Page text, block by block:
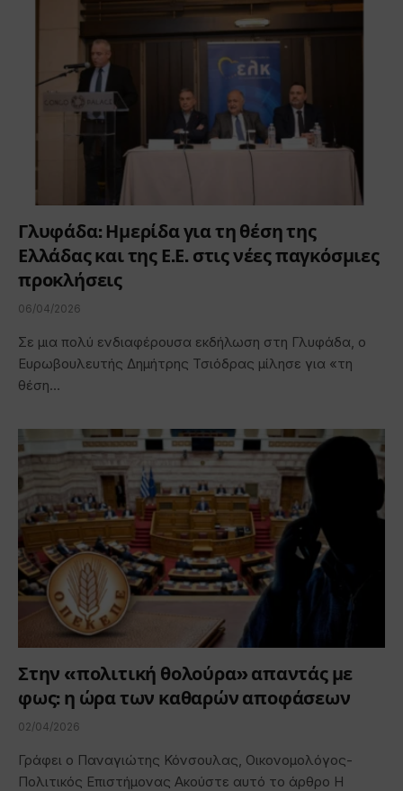
Γλυφάδα: Ημερίδα για τη θέση της
Ελλάδας και της Ε.Ε. στις νέες παγκόσμιες
προκλήσεις
06/04/2026
Σε μια πολύ ενδιαφέρουσα εκδήλωση στη Γλυφάδα, ο
Ευρωβουλευτής Δημήτρης Τσιόδρας μίλησε για «τη
θέση…
Στην «πολιτική θολούρα» απαντάς με
φως: η ώρα των καθαρών αποφάσεων
02/04/2026
Γράφει ο Παναγιώτης Κόνσουλας, Οικονομολόγος-
Πολιτικός Επιστήμονας Ακούστε αυτό το άρθρο Η